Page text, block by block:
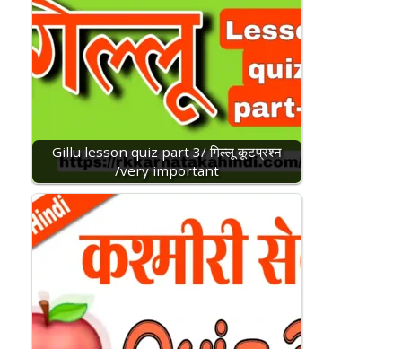
Gillu lesson quiz part 3/ गिल्लू कूटप्रश्न
/very important